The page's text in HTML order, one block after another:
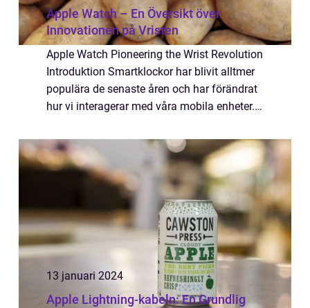
Apple Watch – En Översikt över
Innovationen på Vristen
Apple Watch Pioneering the Wrist Revolution
Introduktion Smartklockor har blivit alltmer
populära de senaste åren och har förändrat
hur vi interagerar med våra mobila enheter.
framgångsrika spelarna på marknaden är
Apple...
13 januari 2024
Apple Lightning-kabeln: En Grundlig